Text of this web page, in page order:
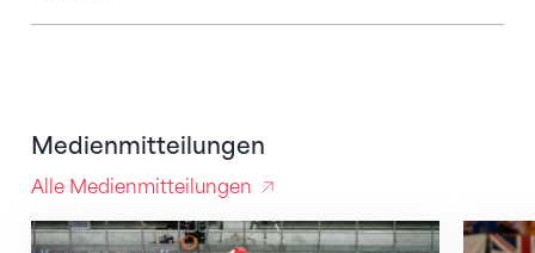
Medienmitteilungen
Alle Medienmitteilungen
Die internationale Trampolin-Elite trifft sich in Arosa